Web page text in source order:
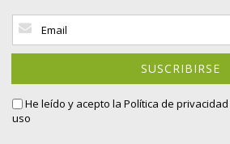
Inscríbase
nuestro
SUSCRIBIRSE
He leído y acepto la Política de privacidad
uso